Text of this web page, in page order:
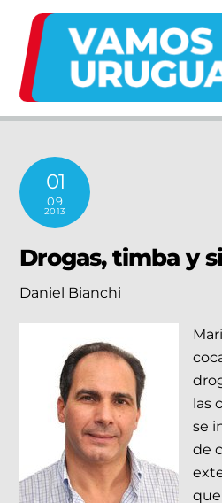
content
01
09
2013
Drogas, timba y
Daniel Bianchi
las
se
de